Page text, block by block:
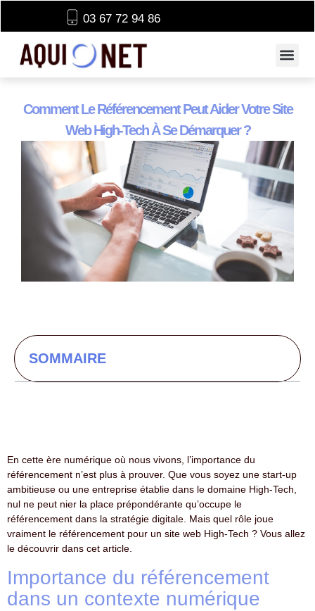
03 67 72 94 86
Comment Le Référencement Peut Aider Votre Site
Web High-Tech À Se Démarquer ?
SOMMAIRE
En cette ère numérique où nous vivons, l’importance du
référencement n’est plus à prouver. Que vous soyez une start-up
ambitieuse ou une entreprise établie dans le domaine High-Tech,
nul ne peut nier la place prépondérante qu’occupe le
référencement dans la stratégie digitale. Mais quel rôle joue
vraiment le référencement pour un site web High-Tech ? Vous allez
le découvrir dans cet article.
Importance du référencement
dans un contexte numérique